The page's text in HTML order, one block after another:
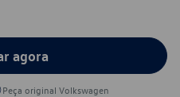
agora
Peça original Volkswagen